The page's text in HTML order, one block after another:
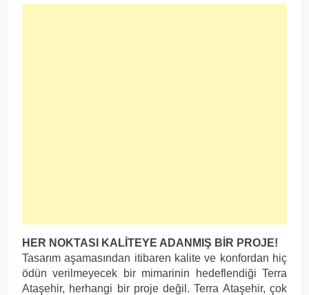
HER NOKTASI KALİTEYE ADANMIŞ BİR PROJE!
Tasarım aşamasından itibaren kalite ve konfordan hiç
ödün verilmeyecek bir mimarinin hedeflendiği Terra
Ataşehir, herhangi bir proje değil. Terra Ataşehir, çok